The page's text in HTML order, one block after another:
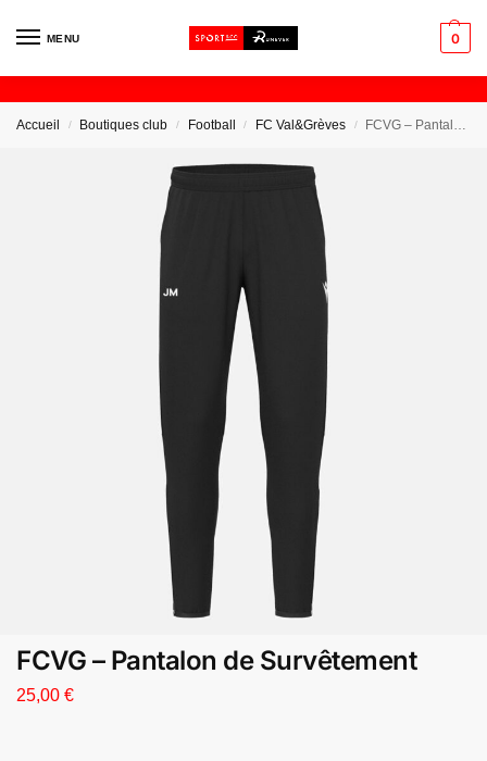
MENU 0
Accueil / Boutiques club / Football / FC Val&Grèves / FCVG – Pantalon de Survêtement
FCVG – Pantalon de Survêtement
25,00 €